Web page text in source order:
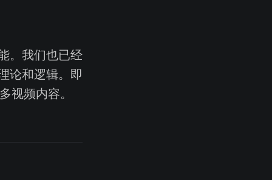
。我们也已经
论和逻辑。即
视频内容。